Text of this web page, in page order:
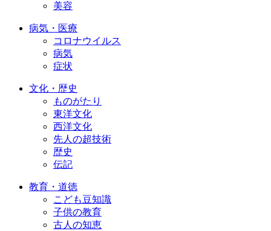
美容
病気・医療
コロナウイルス
病気
症状
文化・歴史
ものがたり
東洋文化
西洋文化
先人の超技術
歴史
伝記
教育・道徳
こども豆知識
子供の教育
古人の知恵